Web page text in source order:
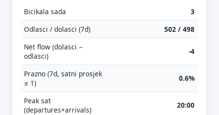
Bicikala sada
3
Odlasci / dolasci (7d)
502 / 498
Net flow (dolasci −
odlasci)
-4
Prazno (7d, satni prosjek
≤ 1)
0.6%
Peak sat
(departures+arrivals)
20:00